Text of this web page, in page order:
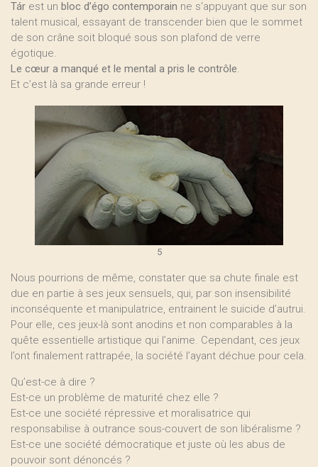
Tár est un bloc d’égo contemporain ne s‘appuyant que sur son
talent musical, essayant de transcender bien que le sommet
de son crâne soit bloqué sous son plafond de verre
égotique.
Le cœur a manqué et le mental a pris le contrôle.
Et c’est là sa grande erreur !
5
Nous pourrions de même, constater que sa chute finale est
due en partie à ses jeux sensuels, qui, par son insensibilité
inconséquente et manipulatrice, entrainent le suicide d’autrui.
Pour elle, ces jeux-là sont anodins et non comparables à la
quête essentielle artistique qui l’anime. Cependant, ces jeux
l’ont finalement rattrapée, la société l’ayant déchue pour cela.
Qu’est-ce à dire ?
Est-ce un problème de maturité chez elle ?
Est-ce une société répressive et moralisatrice qui
responsabilise à outrance sous-couvert de son libéralisme ?
Est-ce une société démocratique et juste où les abus de
pouvoir sont dénoncés ?